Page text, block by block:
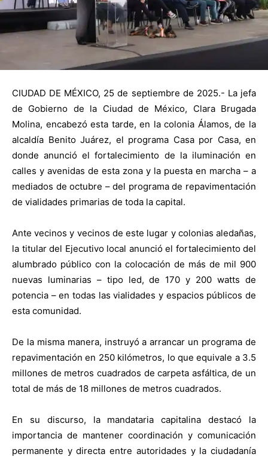
CIUDAD DE MÉXICO, 25 de septiembre de 2025.- La jefa
de Gobierno de la Ciudad de México, Clara Brugada
Molina, encabezó esta tarde, en la colonia Álamos, de la
alcaldía Benito Juárez, el programa Casa por Casa, en
donde anunció el fortalecimiento de la iluminación en
calles y avenidas de esta zona y la puesta en marcha – a
mediados de octubre – del programa de repavimentación
de vialidades primarias de toda la capital.
Ante vecinos y vecinos de este lugar y colonias aledañas,
la titular del Ejecutivo local anunció el fortalecimiento del
alumbrado público con la colocación de más de mil 900
nuevas luminarias – tipo led, de 170 y 200 watts de
potencia – en todas las vialidades y espacios públicos de
esta comunidad.
De la misma manera, instruyó a arrancar un programa de
repavimentación en 250 kilómetros, lo que equivale a 3.5
millones de metros cuadrados de carpeta asfáltica, de un
total de más de 18 millones de metros cuadrados.
En su discurso, la mandataria capitalina destacó la
importancia de mantener coordinación y comunicación
permanente y directa entre autoridades y la ciudadanía